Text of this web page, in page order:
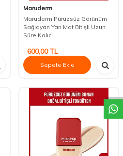
DESTEK
Maruderm
Maruderm Pürüzsüz Görünüm
Sağlayan Yarı Mat Bitişli Uzun
Süre Kalıcı...
600,00TL
Sepete Ekle